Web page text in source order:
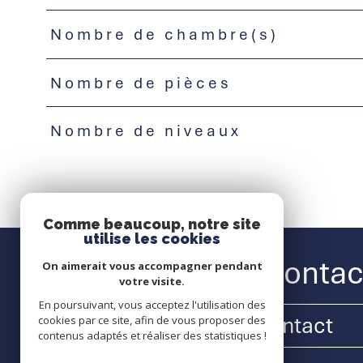
Nombre de chambre(s)
Nombre de pièces
Nombre de niveaux
Nous
Contact
Comme beaucoup, notre site
utilise les cookies
On aimerait vous accompagner pendant
votre visite.
En poursuivant, vous acceptez l'utilisation des
cookies par ce site, afin de vous proposer des
contenus adaptés et réaliser des statistiques !